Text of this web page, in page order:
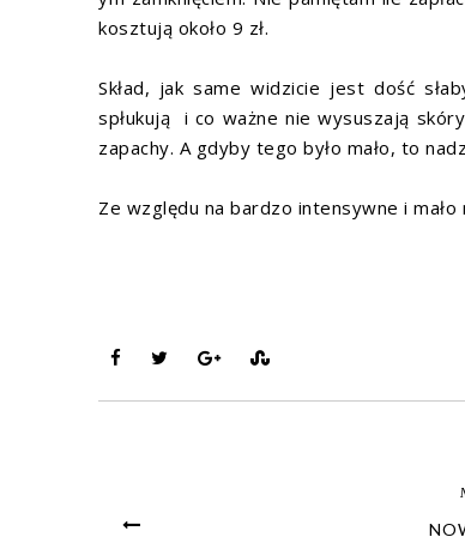
kosztują około 9 zł.
Skład, jak same widzicie jest dość
spłukują i co ważne nie wysuszają
zapachy. A gdyby tego było mało, to
Ze względu na bardzo intensywne i